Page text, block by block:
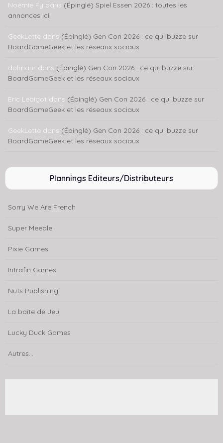
Noémie Fy dans (Épinglé) Spiel Essen 2026 : toutes les
annonces ici
GeekLette dans (Épinglé) Gen Con 2026 : ce qui buzze sur
BoardGameGeek et les réseaux sociaux
dolmaur dans (Épinglé) Gen Con 2026 : ce qui buzze sur
BoardGameGeek et les réseaux sociaux
Eric Lebigot dans (Épinglé) Gen Con 2026 : ce qui buzze sur
BoardGameGeek et les réseaux sociaux
GeekLette dans (Épinglé) Gen Con 2026 : ce qui buzze sur
BoardGameGeek et les réseaux sociaux
Plannings Editeurs/Distributeurs
Sorry We Are French
Super Meeple
Pixie Games
Intrafin Games
Nuts Publishing
La boite de Jeu
Lucky Duck Games
Autres...